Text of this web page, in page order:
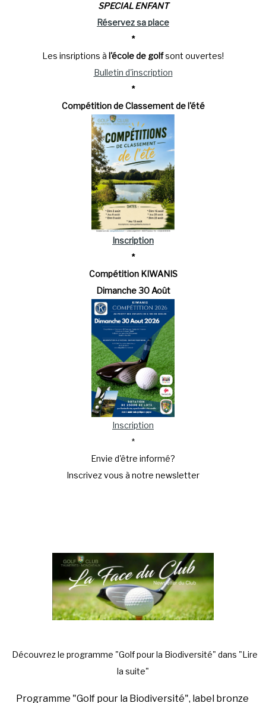
SPECIAL ENFANT
Réservez sa place
*
Les insriptions à l'école de golfsont ouvertes!
Bulletin d'inscription
*
Compétition de Classement de l'été
Inscription
*
Compétition KIWANIS
Dimanche 30 Août
Inscription
*
Envie d'être informé?
Inscrivez vous à notre newsletter
Découvrez le programme "Golf pour la Biodiversité" dans "Lire
la suite"
Programme "Golf pour la Biodiversité", label bronze